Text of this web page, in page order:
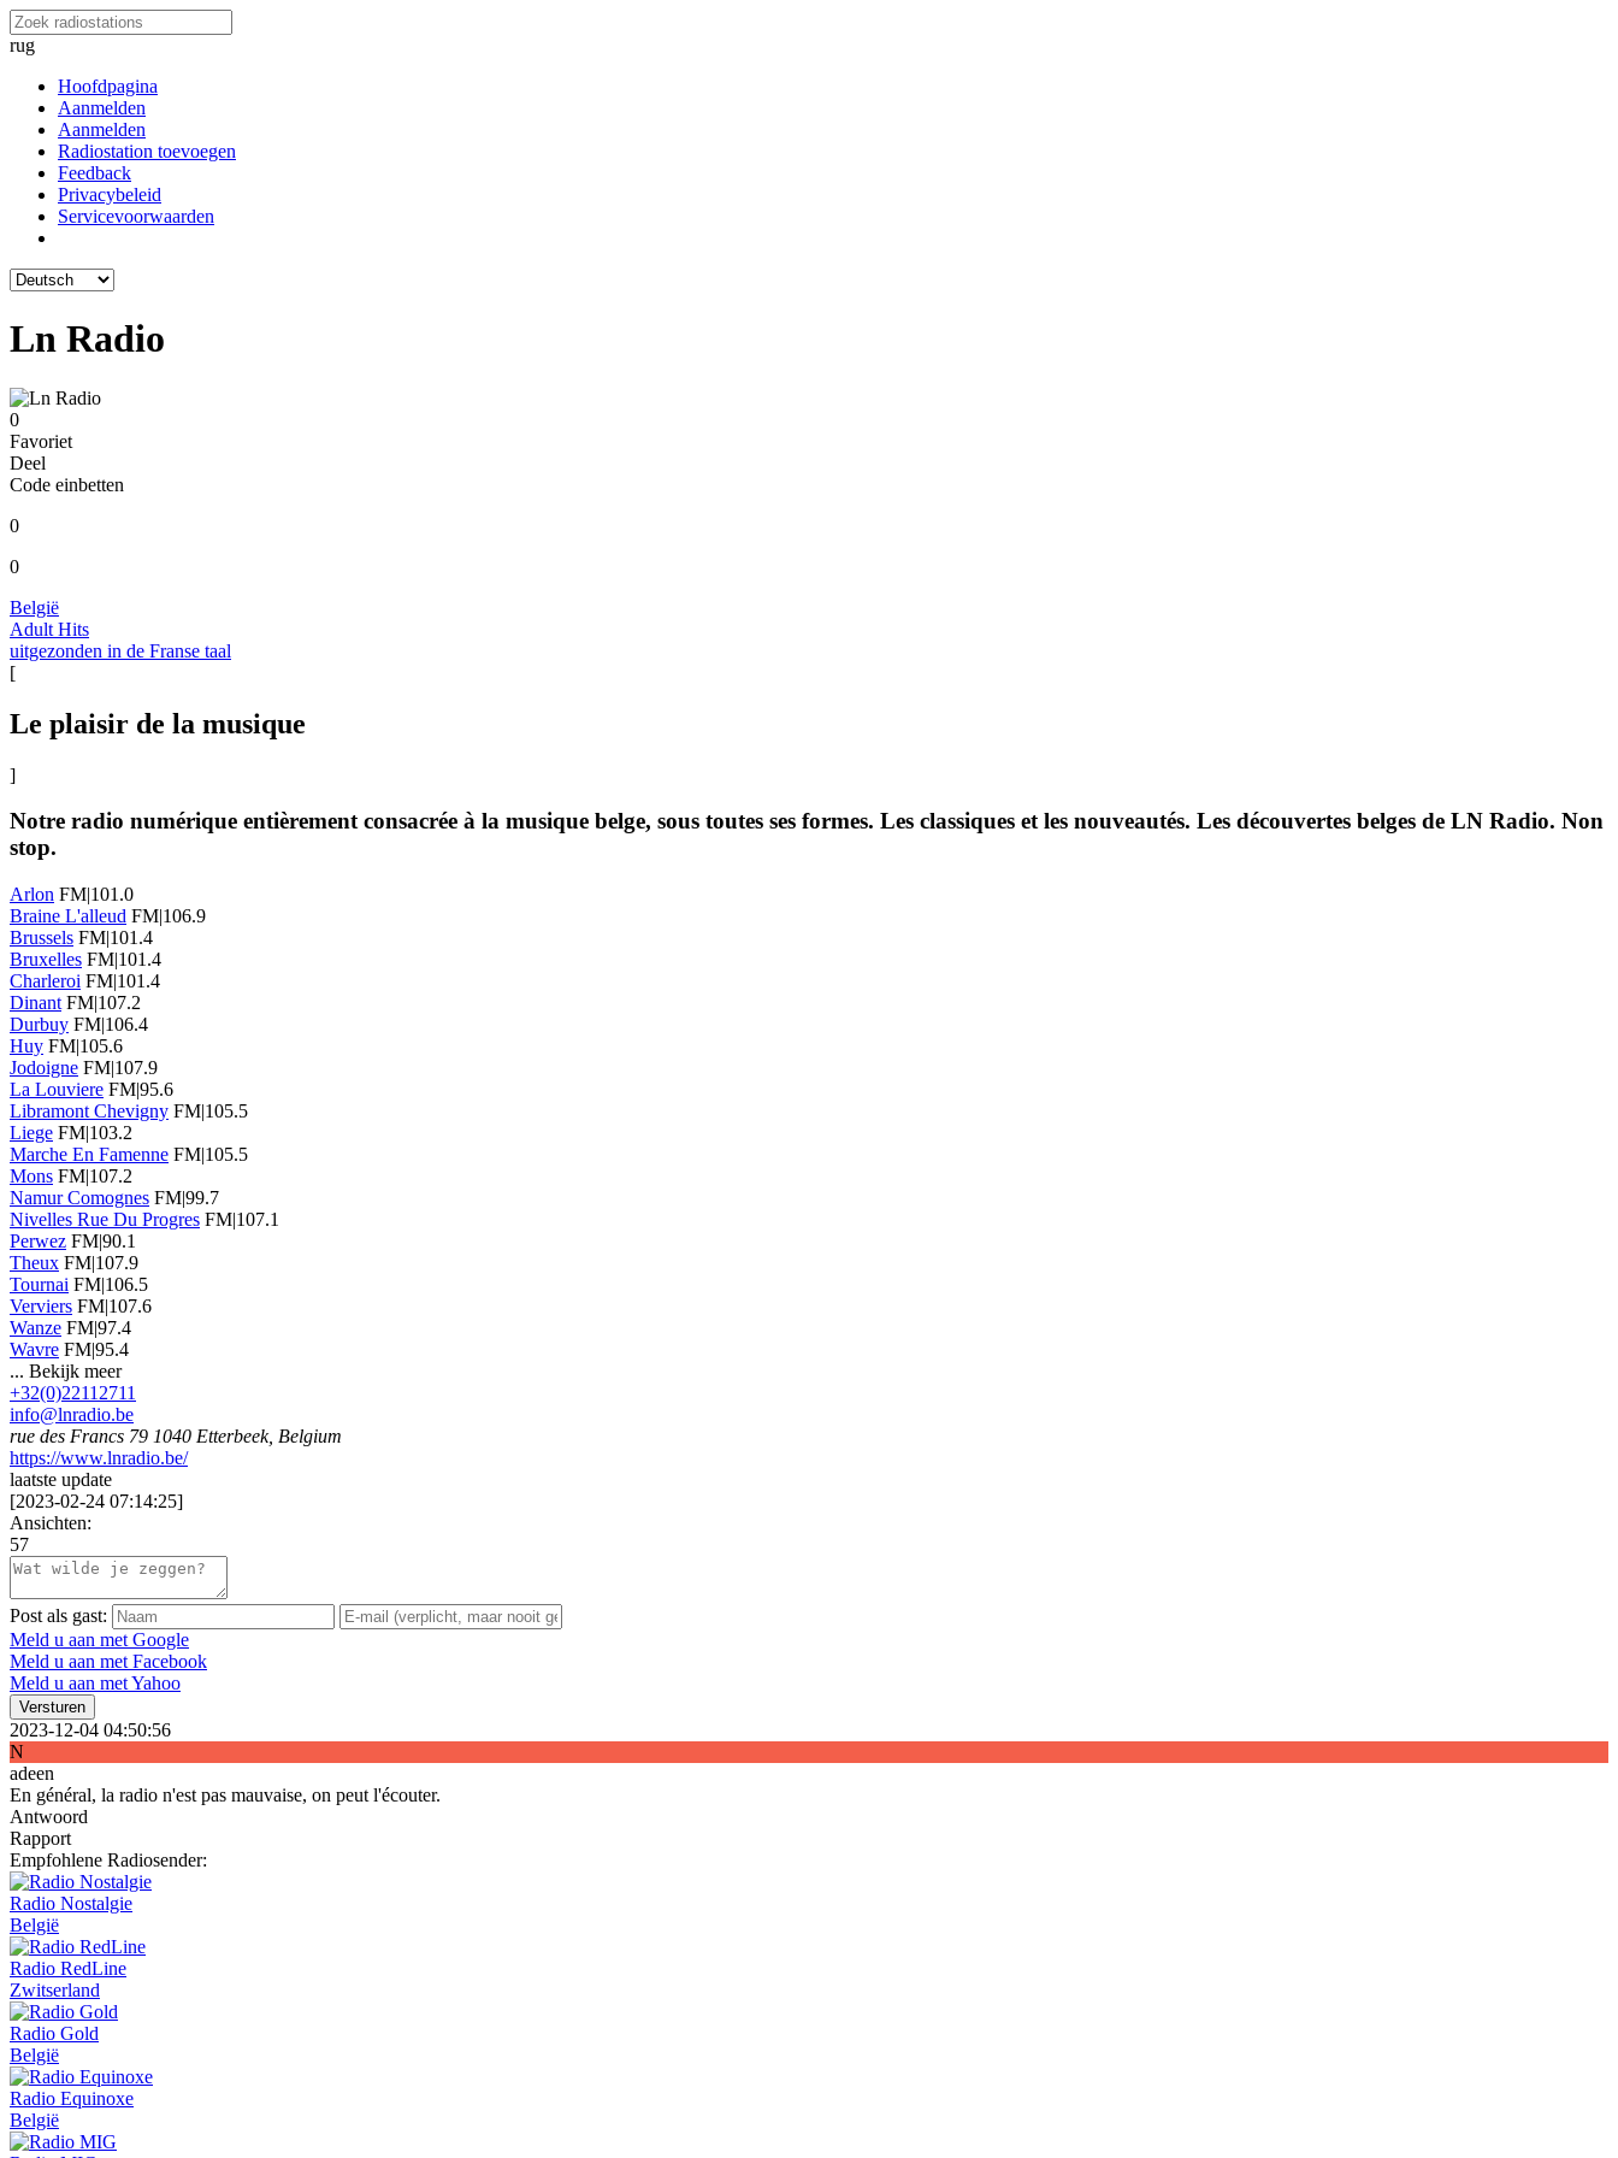
rug
Hoofdpagina
Aanmelden
Aanmelden
Radiostation toevoegen
Feedback
Privacybeleid
Servicevoorwaarden
Ln Radio
0
Favoriet
Deel
Code einbetten
0
0
België
Adult Hits
uitgezonden in de Franse taal
[
Le plaisir de la musique
]
Notre radio numérique entièrement consacrée à la musique belge, sous toutes ses formes. Les classiques et les nouveautés. Les découvertes belges de LN Radio. Non
stop.
Arlon FM|101.0
Braine L'alleud FM|106.9
Brussels FM|101.4
Bruxelles FM|101.4
Charleroi FM|101.4
Dinant FM|107.2
Durbuy FM|106.4
Huy FM|105.6
Jodoigne FM|107.9
La Louviere FM|95.6
Libramont Chevigny FM|105.5
Liege FM|103.2
Marche En Famenne FM|105.5
Mons FM|107.2
Namur Comognes FM|99.7
Nivelles Rue Du Progres FM|107.1
Perwez FM|90.1
Theux FM|107.9
Tournai FM|106.5
Verviers FM|107.6
Wanze FM|97.4
Wavre FM|95.4
... Bekijk meer
+32(0)22112711
info@lnradio.be
rue des Francs 79 1040 Etterbeek, Belgium
https://www.lnradio.be/
laatste update
[2023-02-24 07:14:25]
Ansichten:
57
Post als gast:
Meld u aan met Google
Meld u aan met Facebook
Meld u aan met Yahoo
Versturen
2023-12-04 04:50:56
N
adeen
En général, la radio n'est pas mauvaise, on peut l'écouter.
Antwoord
Rapport
Empfohlene Radiosender:
Radio Nostalgie
België
Radio RedLine
Zwitserland
Radio Gold
België
Radio Equinoxe
België